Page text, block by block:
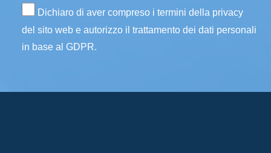
Dichiaro di aver compreso i termini della privacy
del sito web e autorizzo il trattamento dei dati personali
in base al GDPR.